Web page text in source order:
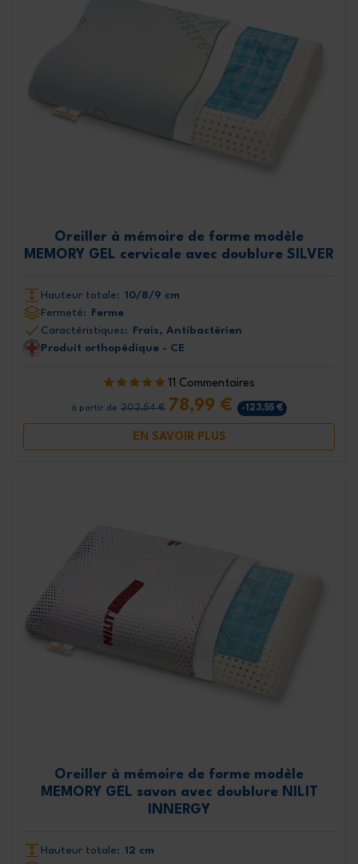
Oreiller à mémoire de forme modèle
MEMORY GEL cervicale avec doublure SILVER
Hauteur totale: 10/8/9 cm
Fermeté: Ferme
Caractéristiques: Frais, Antibactérien
Produit orthopédique - CE
11 Commentaires
à partir de 202,54 € 78,99 € -123,55 €
EN SAVOIR PLUS
Oreiller à mémoire de forme modèle
MEMORY GEL savon avec doublure NILIT
INNERGY
Hauteur totale: 12 cm